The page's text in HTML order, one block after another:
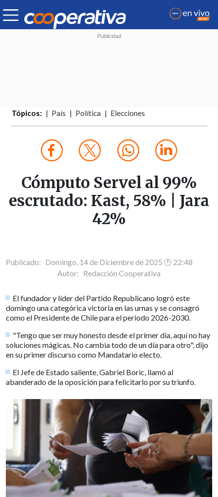
Tópicos: País Política Elecciones
Cómputo Servel al 99%
escrutado: Kast, 58% | Jara
42%
Publicado: Domingo, 14 de Diciembre de 2025 🕐 22:48
Autor: Redacción Cooperativa
El fundador y líder del Partido Republicano logró este
domingo una categórica victoria en las urnas y se consagró
como el Presidente de Chile para el periodo 2026-2030.
"Tengo que ser muy honesto desde el primer día, aquí no hay
soluciones mágicas. No cambia todo de un día para otro", dijo
en su primer discurso como Mandatario electo.
El Jefe de Estado saliente, Gabriel Boric, llamó al
abanderado de la oposición para felicitarlo por su triunfo.